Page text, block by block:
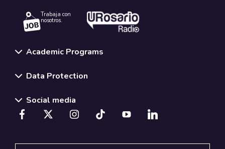
Trabaja con
nosotros.
Academic Programs
Data Protection
Social media